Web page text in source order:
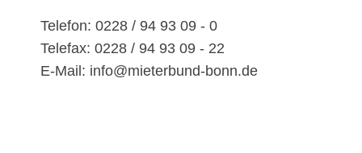
Telefon: 0228 / 94 93 09 - 0
Telefax: 0228 / 94 93 09 - 22
E-Mail: info@mieterbund-bonn.de